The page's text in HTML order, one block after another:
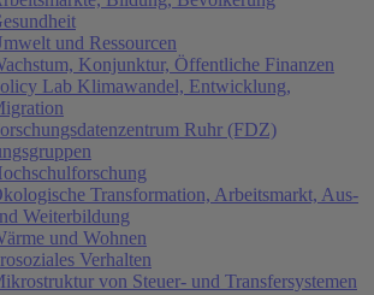
und Ressourcen
Konjunktur, Öffentliche Finanzen
Lab Klimawandel, Entwicklung,
Ruhr (FDZ)
Transformation, Arbeitsmarkt, Aus-
Weiterbildung
und Wohnen
Verhalten
von Steuer- und Transfersystemen